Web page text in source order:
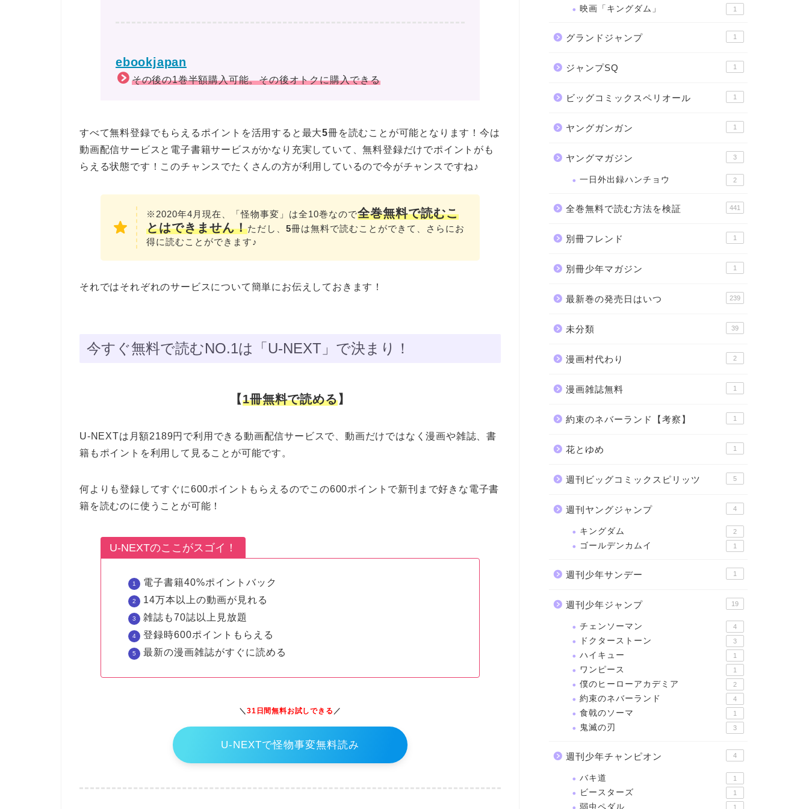
ebookjapan
その後の1巻半額購入可能。その後オトクに購入できる
すべて無料登録でもらえるポイントを活用すると最大5冊を読むことが可能となります！今は
動画配信サービスと電子書籍サービスがかなり充実していて、無料登録だけでポイントがも
らえる状態です！このチャンスでたくさんの方が利用しているので今がチャンスですね♪
※2020年4月現在、「怪物事変」は全10巻なので全巻無料で読むこ
とはできません！ただし、 5冊は無料で読むことができて、さらにお
得に読むことができます♪
それではそれぞれのサービスについて簡単にお伝えしておきます！
今すぐ無料で読むNO.1は「U-NEXT」で決まり！
【1冊無料で読める】
U-NEXTは月額2189円で利用できる動画配信サービスで、動画だけではなく漫画や雑誌、書
籍もポイントを利用して見ることが可能です。
何よりも登録してすぐに600ポイントもらえるのでこの600ポイントで新刊まで好きな電子書
籍を読むのに使うことが可能！
U-NEXTのここがスゴイ！
電子書籍40%ポイントバック
14万本以上の動画が見れる
雑誌も70誌以上見放題
登録時600ポイントもらえる
最新の漫画雑誌がすぐに読める
＼31日間無料お試しできる ／
U-NEXTで怪物事変無料読み
映画「キングダム」 1
グランドジャンプ 1
ジャンプSQ 1
ビッグコミックスペリオール 1
ヤングガンガン 1
ヤングマガジン 3
一日外出録ハンチョウ 2
全巻無料で読む方法を検証 441
別冊フレンド 1
別冊少年マガジン 1
最新巻の発売日はいつ 239
未分類 39
漫画村代わり 2
漫画雑誌無料 1
約束のネバーランド【考察】 1
花とゆめ 1
週刊ビッグコミックスピリッツ 5
週刊ヤングジャンプ 4
キングダム 2
ゴールデンカムイ 1
週刊少年サンデー 1
週刊少年ジャンプ 19
チェンソーマン 4
ドクターストーン 3
ハイキュー 1
ワンピース 1
僕のヒーローアカデミア 2
約束のネバーランド 4
食戟のソーマ 1
鬼滅の刃 3
週刊少年チャンピオン 4
バキ道 1
ビースターズ 1
弱虫ペダル 1